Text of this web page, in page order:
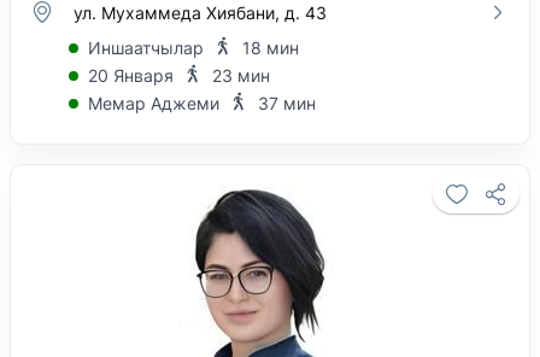
ул. Мухаммеда Хиябани, д. 43
Иншаатчылар
18 мин
20 Января
23 мин
Мемар Аджеми
37 мин